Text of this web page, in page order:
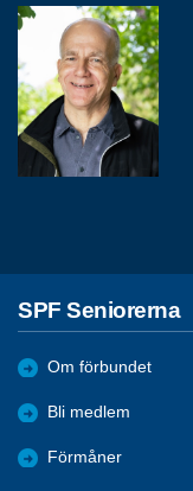
SPF Seniorerna
Om förbundet
Bli medlem
Förmåner